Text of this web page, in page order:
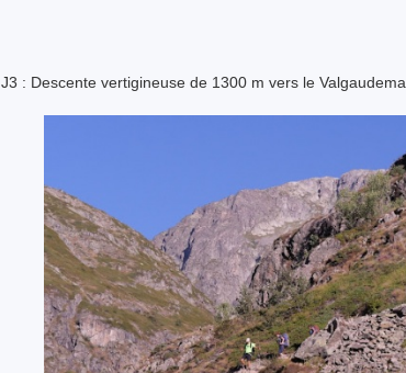
J3 : Descente vertigineuse de 1300 m vers le